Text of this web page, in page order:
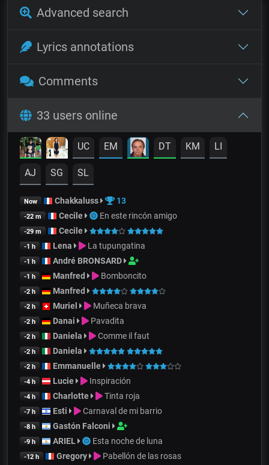
Advanced search
Lyrics annotations
Comments
33 users online
UC EM DT KM LI
AJ SG SL
Now Chakkaluss 13
-22 m Cecile En este rincón amigo
-29 m Cecile
-1 h Lena La tupungatina
-1 h André BRONSARD
-1 h Manfred Bomboncito
-2 h Manfred
-2 h Muriel Muñeca brava
-2 h Danai Pavadita
-2 h Daniela Comme il faut
-2 h Daniela
-2 h Emmanuelle
-4 h Lucie Inspiración
-4 h Charlotte Tinta roja
-7 h Esti Carnaval de mi barrio
-8 h Gastón Falconi
-9 h ARIEL Esta noche de luna
-12 h Gregory Pabellón de las rosas